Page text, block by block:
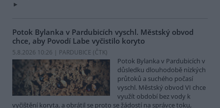
Potok Bylanka v Pardubicích vyschl. Městský obvod
chce, aby Povodí Labe vyčistilo koryto
5.8.2026 10:26 | PARDUBICE (ČTK)
Potok Bylanka v Pardubicích v
důsledku dlouhodobě nízkých
průtoků a suchého počasí
vyschl. Městský obvod VI chce
využít období bez vody k
vyčištění koryta, a obrátil se proto se žádostí na správce toku,